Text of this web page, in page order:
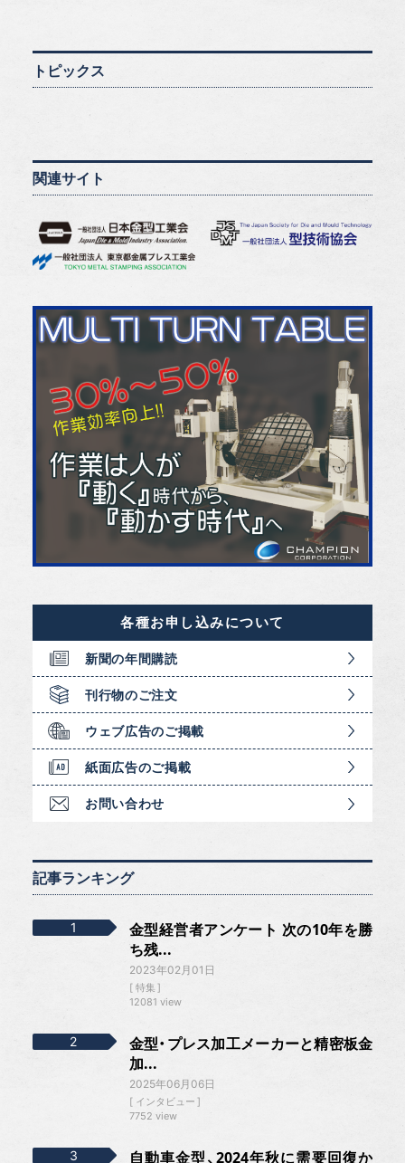
トピックス
関連サイト
各種お申し込みについて
新聞の年間購読
刊行物のご注文
ウェブ広告のご掲載
紙面広告のご掲載
お問い合わせ
記事ランキング
金型経営者アンケート 次の10年を勝
ち残...
2023年02月01日
特集
12081 view
金型・プレス加工メーカーと精密板金
加...
2025年06月06日
インタビュー
7752 view
自動車金型、2024年秋に需要回復か